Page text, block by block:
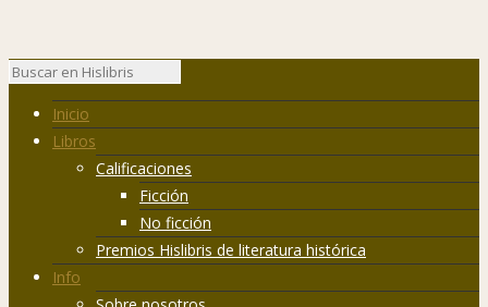
Inicio
Libros
Calificaciones
Ficción
No ficción
Premios Hislibris de literatura histórica
Info